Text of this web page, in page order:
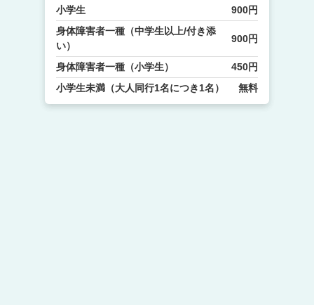
小学生
900円
身体障害者一種（中学生以上/付き添
い）
900円
身体障害者一種（小学生）
450円
小学生未満（大人同行1名につき1名）
無料